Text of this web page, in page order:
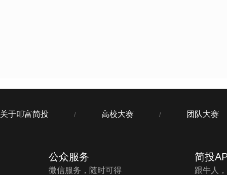
关于叩富简投 / 高校大赛 / 团队大赛
公众服务
微信服务，随时可得
简投
跟牛人